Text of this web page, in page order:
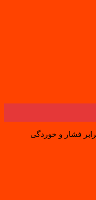
شده که در برابر فشار و خوردگی